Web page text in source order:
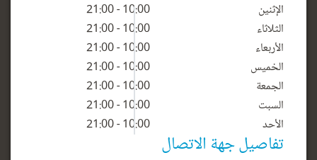
الإثنين
10:00 - 21:00
الثلاثاء
10:00 - 21:00
الأربعاء
10:00 - 21:00
الخميس
10:00 - 21:00
الجمعة
10:00 - 21:00
السبت
10:00 - 21:00
الأحد
10:00 - 21:00
تفاصيل جهة الاتصال